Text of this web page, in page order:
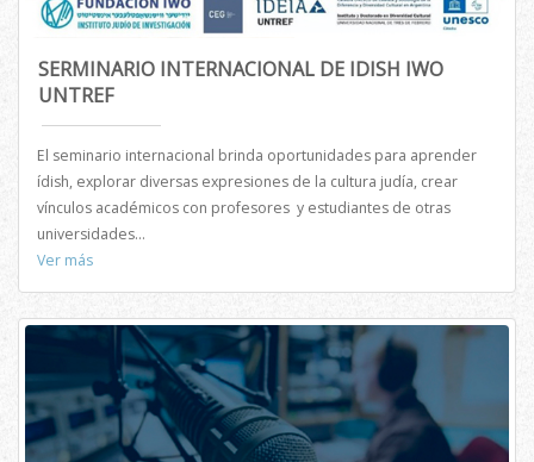
SERMINARIO INTERNACIONAL DE IDISH IWO
UNTREF
El seminario internacional brinda oportunidades para aprender
ídish, explorar diversas expresiones de la cultura judía, crear
vínculos académicos con profesores y estudiantes de otras
universidades...
Ver más